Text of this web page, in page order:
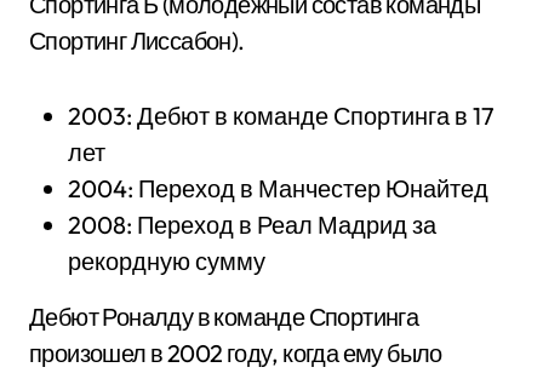
Спортинг Лиссабон).
2003: Дебют в команде Спортинга в 17
лет
2004: Переход в Манчестер Юнайтед
2008: Переход в Реал Мадрид за
рекордную сумму
Дебют Роналду в команде Спортинга
произошел в 2002 году, когда ему было